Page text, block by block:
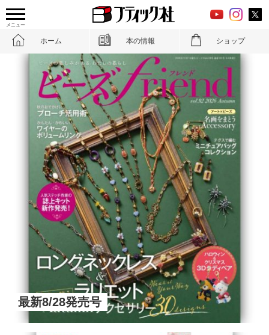
メニュー
ホーム 本の情報 ショップ
最新8/28発売号